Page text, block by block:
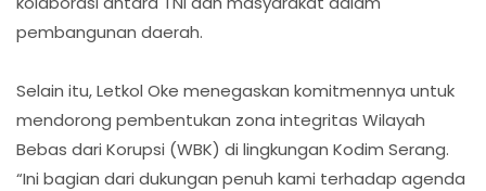
pembangunan daerah.
Selain itu, Letkol Oke menegaskan komitmennya untuk
mendorong pembentukan zona integritas Wilayah
Bebas dari Korupsi (WBK) di lingkungan Kodim Serang.
“Ini bagian dari dukungan penuh kami terhadap agenda